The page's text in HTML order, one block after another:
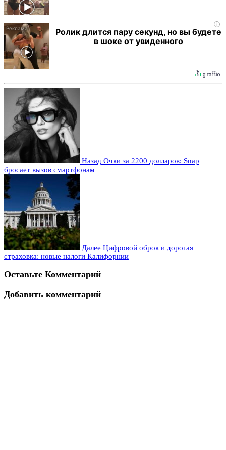
i
Ролик длится пару секунд, но вы будете
в шоке от увиденного
Назад Очки за 2200 долларов: Snap
бросает вызов смартфонам
Далее Цифровой оброк и дорогая
страховка: новые налоги Калифорнии
Оставьте Комментарий
Добавить комментарий